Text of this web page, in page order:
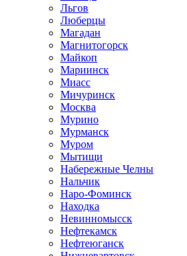
Льгов
Люберцы
Магадан
Магнитогорск
Майкоп
Мариинск
Миасс
Мичуринск
Москва
Мурино
Мурманск
Муром
Мытищи
Набережные Челны
Нальчик
Наро-Фоминск
Находка
Невинномысск
Нефтекамск
Нефтеюганск